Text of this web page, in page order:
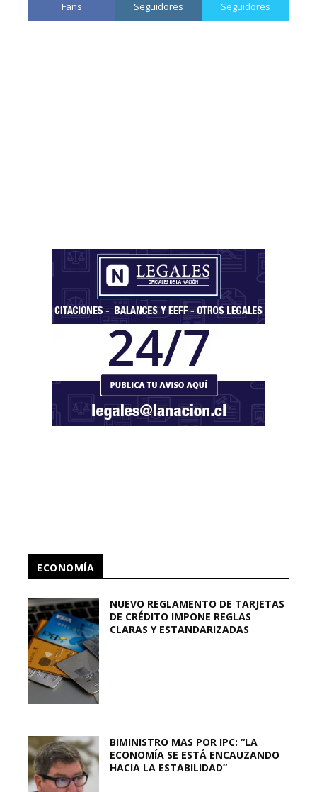
Fans Seguidores Seguidores
ECONOMÍA
NUEVO REGLAMENTO DE TARJETAS
DE CRÉDITO IMPONE REGLAS
CLARAS Y ESTANDARIZADAS
BIMINISTRO MAS POR IPC: “LA
ECONOMÍA SE ESTÁ ENCAUZANDO
HACIA LA ESTABILIDAD”